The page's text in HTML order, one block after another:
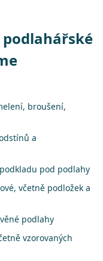
broušení,
a
pod podlahy
včetně podložek a
podlahy
vzorovaných